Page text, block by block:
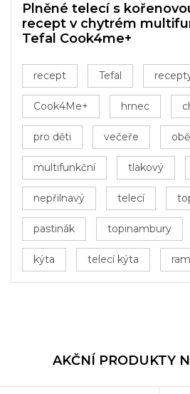
Plněné telecí s
recept v chytrém
Tefal Cook4me+
recept Tefal
Cook4Me+ hrnec
pro děti večeře
multifunkční tlakový
nepřilnavý telecí
pastinák topinambury
kýta telecí kýta
AKČNÍ PRODUKTY